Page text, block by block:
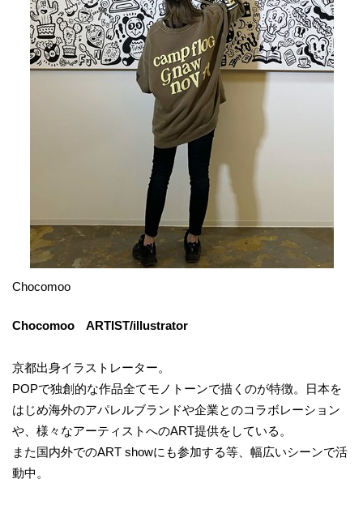
Chocomoo
Chocomoo ARTIST/illustrator
京都出身イラストレーター。
POPで独創的な作品全てモノトーンで描くのが特徴。日本を
はじめ海外のアパレルブランドや企業とのコラボレーション
や、様々なアーティストへのART提供をしている。
また国内外でのART showにも参加する等、幅広いシーンで活
動中。